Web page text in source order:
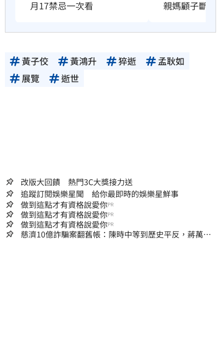
月17禁忌一次看 親媽顧子斷家
黃子佼 黃鴻升 猝逝
孟耿如
展覽
逝世
改版大回饋 熱門3C大獎接力送
追蹤訂閱娛樂星聞 給你最即時的娛樂星鮮事
做到這點才有資格說愛你PR
做到這點才有資格說愛你PR
做到這點才有資格說愛你PR
慈濟10億詐騙案翻舊帳：陳時中等到歷史平反，蔣萬安